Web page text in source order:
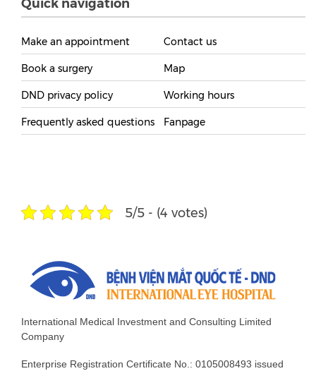
Quick navigation
Make an appointment
Book a surgery
DND privacy policy
Frequently asked questions
Contact us
Map
Working hours
Fanpage
5/5 - (4 votes)
International Medical Investment and Consulting Limited
Company
Enterprise Registration Certificate No.: 0105008493 issued